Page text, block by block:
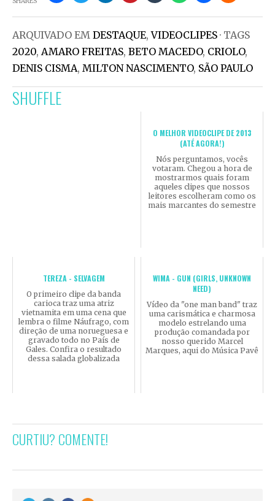
ARQUIVADO EM DESTAQUE,VIDEOCLIPES · TAGS
2020, AMARO FREITAS, BETO MACEDO, CRIOLO,
DENIS CISMA, MILTON NASCIMENTO, SÃO PAULO
SHUFFLE
O MELHOR VIDEOCLIPE DE 2013
(ATÉ AGORA!)
Nós perguntamos, vocês
votaram. Chegou a hora de
mostrarmos quais foram
aqueles clipes que nossos
leitores escolheram como os
mais marcantes do semestre
TEREZA - SELVAGEM
O primeiro clipe da banda
carioca traz uma atriz
vietnamita em uma cena que
lembra o filme Náufrago, com
direção de uma norueguesa e
gravado todo no País de
Gales. Confira o resultado
dessa salada globalizada
WIMA - GUN (GIRLS, UNKNOWN
NEED)
Vídeo da "one man band" traz
uma carismática e charmosa
modelo estrelando uma
produção comandada por
nosso querido Marcel
Marques, aqui do Música Pavê
CURTIU? COMENTE!